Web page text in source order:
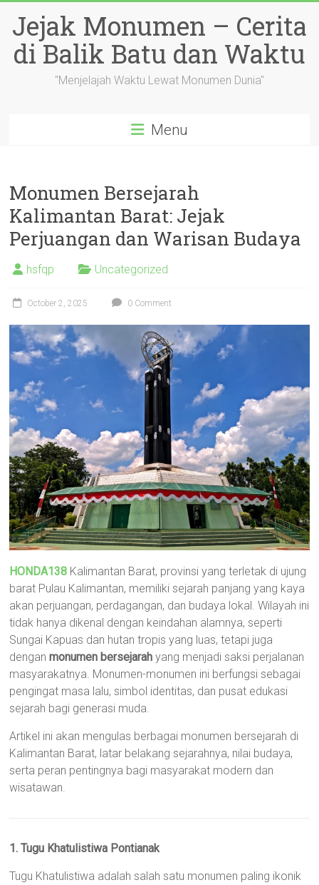
content
Jejak Monumen – Cerita
di Balik Batu dan Waktu
"Menjelajah Waktu Lewat Monumen Dunia"
Menu
Monumen Bersejarah
Kalimantan Barat: Jejak
Perjuangan dan Warisan Budaya
hsfqp Uncategorized
October 2, 2025 0 Comment
HONDA138 Kalimantan Barat, provinsi yang terletak di ujung
barat Pulau Kalimantan, memiliki sejarah panjang yang kaya
akan perjuangan, perdagangan, dan budaya lokal. Wilayah ini
tidak hanya dikenal dengan keindahan alamnya, seperti
Sungai Kapuas dan hutan tropis yang luas, tetapi juga
denganmonumen bersejarah yang menjadi saksi perjalanan
masyarakatnya. Monumen-monumen ini berfungsi sebagai
pengingat masa lalu, simbol identitas, dan pusat edukasi
sejarah bagi generasi muda.
Artikel ini akan mengulas berbagai monumen bersejarah di
Kalimantan Barat, latar belakang sejarahnya, nilai budaya,
serta peran pentingnya bagi masyarakat modern dan
wisatawan.
1. Tugu Khatulistiwa Pontianak
Tugu Khatulistiwa adalah salah satu monumen paling ikonik